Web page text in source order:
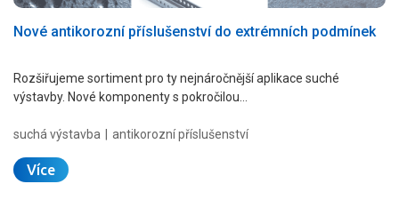
Nové antikorozní příslušenství do extrémních podmínek
Rozšiřujeme sortiment pro ty nejnáročnější aplikace suché
výstavby. Nové komponenty s pokročilou…
suchá výstavba antikorozní příslušenství
Více